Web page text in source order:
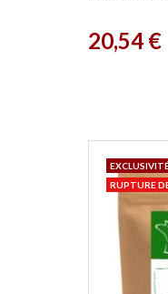
Prix
20,54 €
RUPTURE